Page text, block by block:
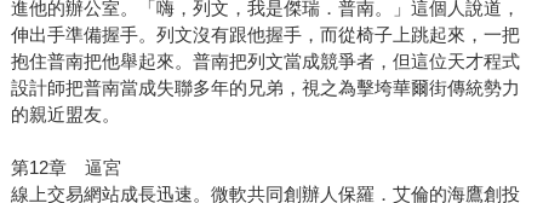
進他的辦公室。「嗨，列文，我是傑瑞．普南。」這個人說道，
伸出手準備握手。列文沒有跟他握手，而從椅子上跳起來，一把
抱住普南把他舉起來。普南把列文當成競爭者，但這位天才程式
設計師把普南當成失聯多年的兄弟，視之為擊垮華爾街傳統勢力
的親近盟友。
第12章 逼宮
線上交易網站成長迅速。微軟共同創辦人保羅．艾倫的海鷹創投